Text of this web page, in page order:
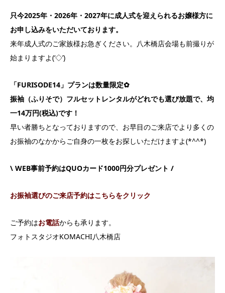
只今2025年・2026年・2027年に成人式を迎えられるお嬢様方に
お申し込みをいただいております。
来年成人式のご家族様お急ぎください。八木橋店会場も前撮りが
始まりますよ(‘◇’)ゞ
「FURISODE14」プランは数量限定✿
振袖（ふりそで）フルセットレンタルがどれでも選び放題で、均
一14万円(税込)です！
早い者勝ちとなっておりますので、お早目のご来店でより多くの
お振袖のなかからご自身の一枚をお探しいただけますよ(*^^*)
\ WEB事前予約はQUOカード1000円分プレゼント /
お振袖選びのご来店予約はこちらをクリック
ご予約はお電話からも承ります。
フォトスタジオKOMACHI八木橋店